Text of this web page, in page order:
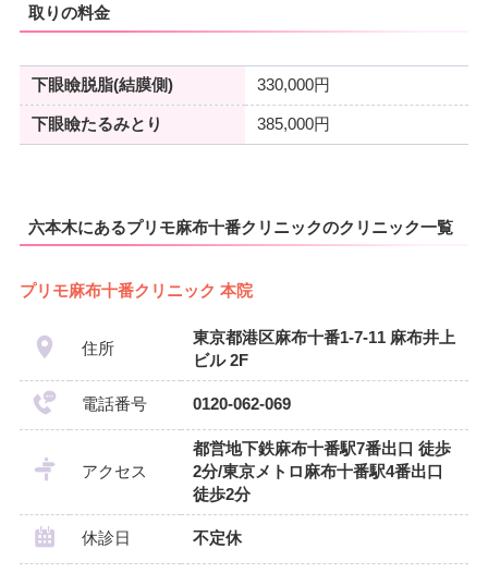
取りの料金
下眼瞼脱脂(結膜側) 330,000円
下眼瞼たるみとり 385,000円
六本木にあるプリモ麻布十番クリニックのクリニック一覧
プリモ麻布十番クリニック 本院
住所
東京都港区麻布十番1-7-11 麻布井上
ビル 2F
電話番号 0120-062-069
アクセス
都営地下鉄麻布十番駅7番出口 徒歩
2分/東京メトロ麻布十番駅4番出口
徒歩2分
休診日 不定休